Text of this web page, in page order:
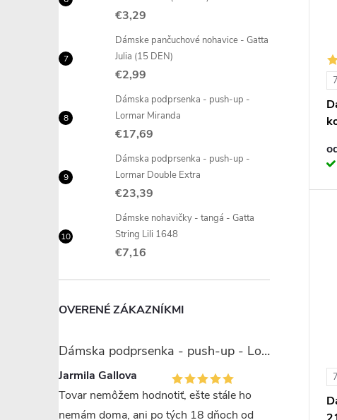
€3,29
Dámske pančuchové nohavice - Gatta
Julia (15 DEN)
€2,99
Dámska podprsenka - push-up -
Lormar Miranda
€17,69
Dámska podprsenka - push-up -
Lormar Double Extra
€23,39
Dámske nohavičky - tangá - Gatta
String Lili 1648
€7,16
OVERENÉ ZÁKAZNÍKMI
Dámska podprsenka - push-up - Lormar Miranda
Jarmila Gallova
Tovar nemôžem hodnotiť, ešte stále ho
nemám doma, ani po tých 18 dňoch od